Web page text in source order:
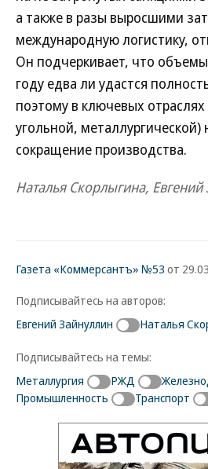
а также в разы выросшими
международную логистику,
Он подчеркивает, что объемы
году едва ли удастся
поэтому в ключевых
угольной,
сокращение производства.
Наталья Скорлыгина, Евгений
Газета «Коммерсантъ» №53 от
Подписывайтесь на авторов:
Евгений Зайнуллин
Наталья
Подписывайтесь на темы:
Металлургия
РЖД
Промышленность
Транспорт